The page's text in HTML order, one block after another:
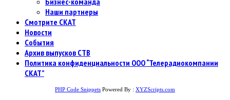
Наши партнеры
Смотрите СКАТ
Новости
События
Архив выпусков СТВ
Политика конфиденциальности ООО “Телерадиокомпании
СКАТ”
PHP Code Snippets Powered By : XYZScripts.com